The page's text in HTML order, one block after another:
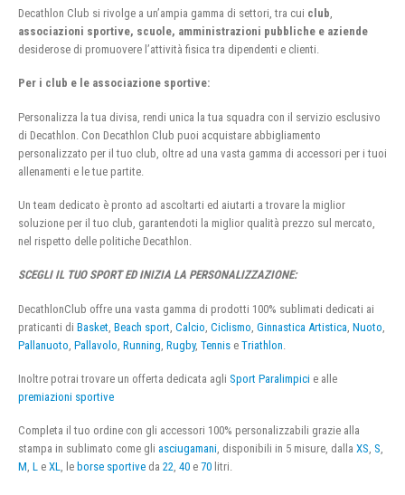
Decathlon Club si rivolge a un’ampia gamma di settori, tra cui club
associazioni sportive, scuole, amministrazioni pubbliche e aziende
desiderose di promuovere l’attività fisica tra dipendenti e clienti.
Per i club e le associazione sportive:
Personalizza la tua divisa, rendi unica la tua squadra con il servizio esclusivo
di Decathlon. Con Decathlon Club puoi acquistare abbigliamento
personalizzato per il tuo club, oltre ad una vasta gamma di accessori per i tuoi
allenamenti e le tue partite.
Un team dedicato è pronto ad ascoltarti ed aiutarti a trovare la miglior
soluzione per il tuo club, garantendoti la miglior qualità prezzo sul mercato,
nel rispetto delle politiche Decathlon.
SCEGLI IL TUO SPORT ED INIZIA LA PERSONALIZZAZIONE:
DecathlonClub offre una vasta gamma di prodotti 100% sublimati dedicati ai
praticanti di Basket Beach sport Calcio Ciclismo Ginnastica Artistica Nuoto
Pallanuoto Pallavolo Running Rugby, Tennis e Triathlon
Inoltre potrai trovare un offerta dedicata agli Sport Paralimpici e alle
premiazioni sportive
Completa il tuo ordine con gli accessori 100% personalizzabili grazie alla
stampa in sublimato come gli asciugamani, disponibili in 5 misure, dalla XS, S,
M, L e XL, le borse sportive da 22, 40 e 70 litri.